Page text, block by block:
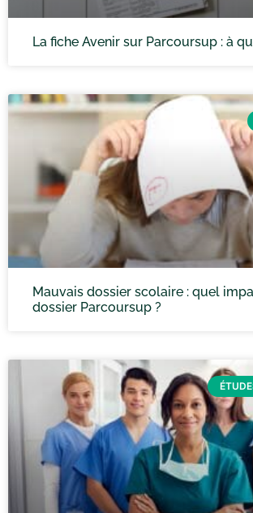
La fiche Avenir sur Parcoursup : à
Mauvais dossier scolaire : quel
dossier Parcoursup ?